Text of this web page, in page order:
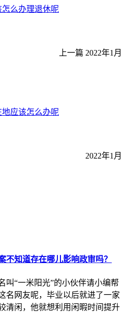
么办理退休呢
上一篇 2022年1月
应该怎么办呢
2022年1月
不知道存在哪儿影响政审吗？
叫“一米阳光”的小伙伴请小编帮
名网友呢，毕业以后就进了一家
清闲，他就想利用闲暇时间提升